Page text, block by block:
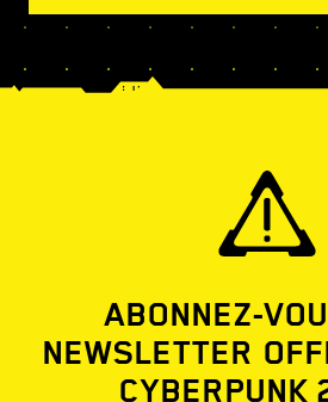
ABONNEZ-
NEWSLETTER
CYBERPUNK